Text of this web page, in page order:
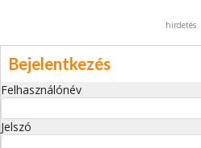
hirdetés
Bejelentkezés
Felhasználónév
Jelszó